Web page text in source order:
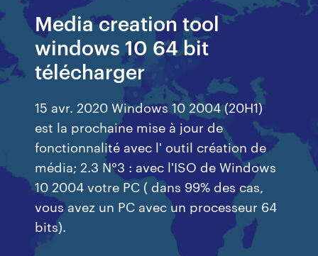
Media creation tool
windows 10 64 bit
télécharger
15 avr. 2020 Windows 10 2004 (20H1)
est la prochaine mise à jour de
fonctionnalité avec l' outil création de
média; 2.3 N°3 : avec l'ISO de Windows
10 2004 votre PC ( dans 99% des cas,
vous avez un PC avec un processeur 64
bits).